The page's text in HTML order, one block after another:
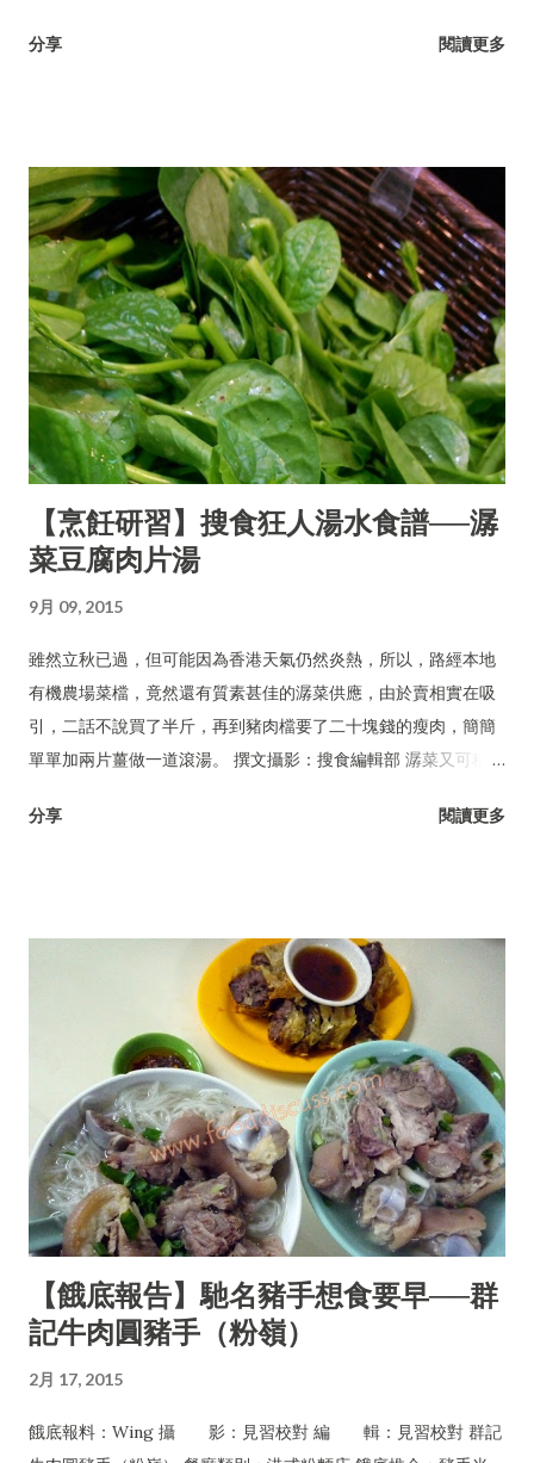
分享 閱讀更多
【烹飪研習】搜食狂人湯水食譜──潺
菜豆腐肉片湯
9月 09, 2015
雖然立秋已過，但可能因為香港天氣仍然炎熱，所以，路經本地
有機農場菜檔，竟然還有質素甚佳的潺菜供應，由於賣相實在吸
引，二話不說買了半斤，再到豬肉檔要了二十塊錢的瘦肉，簡簡
單單加兩片薑做一道滾湯。 撰文攝影：搜食編輯部 潺菜又可稱木
分享 閱讀更多
【餓底報告】馳名豬手想食要早──群
記牛肉圓豬手（粉嶺）
2月 17, 2015
餓底報料：Wing 攝 影：見習校對 編 輯：見習校對 群記